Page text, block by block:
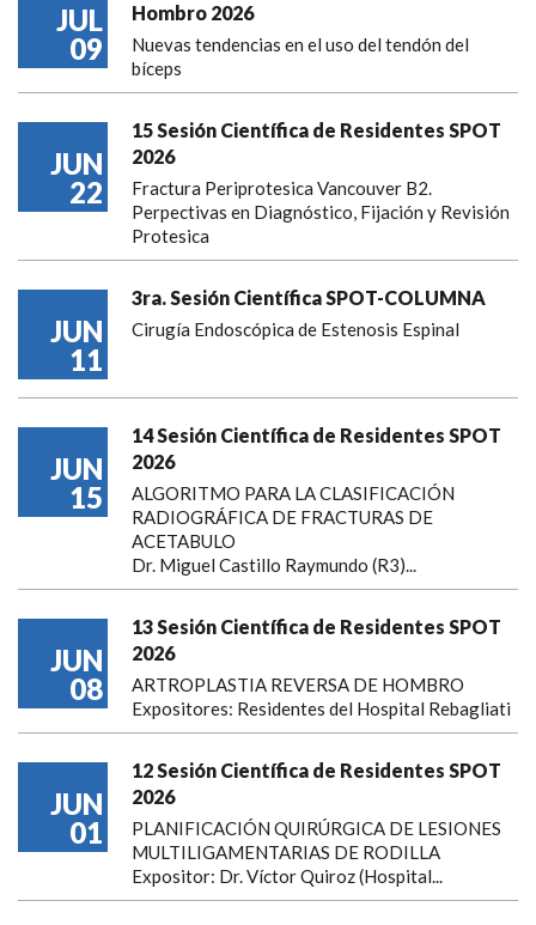
JUL
09
Hombro 2026
Nuevas tendencias en el uso del tendón del
bíceps
JUN
22
15 Sesión Científica de Residentes SPOT
2026
Fractura Periprotesica Vancouver B2.
Perpectivas en Diagnóstico, Fijación y Revisión
Protesica
JUN
11
3ra. Sesión Científica SPOT-COLUMNA
Cirugía Endoscópica de Estenosis Espinal
JUN
15
14 Sesión Científica de Residentes SPOT
2026
ALGORITMO PARA LA CLASIFICACIÓN
RADIOGRÁFICA DE FRACTURAS DE
ACETABULO
Dr. Miguel Castillo Raymundo (R3)...
JUN
08
13 Sesión Científica de Residentes SPOT
2026
ARTROPLASTIA REVERSA DE HOMBRO
Expositores: Residentes del Hospital Rebagliati
JUN
01
12 Sesión Científica de Residentes SPOT
2026
PLANIFICACIÓN QUIRÚRGICA DE LESIONES
MULTILIGAMENTARIAS DE RODILLA
Expositor: Dr. Víctor Quiroz (Hospital...